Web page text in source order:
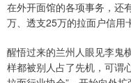
在外开面馆的各项事务，还
万、透支25万的拉面户信用
醒悟过来的兰州人眼见李鬼
样都被别人占了先机，可谓